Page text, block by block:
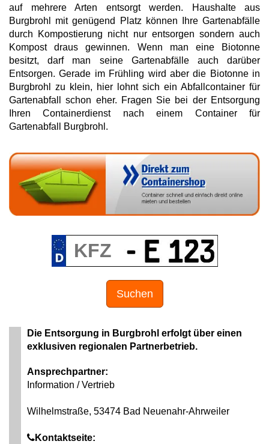
auf mehrere Arten entsorgt werden. Haushalte aus
Burgbrohl mit genügend Platz können Ihre Gartenabfälle
durch Kompostierung nicht nur entsorgen sondern auch
Kompost draus gewinnen. Wenn man eine Biotonne
besitzt, darf man seine Gartenabfälle auch darüber
Entsorgen. Gerade im Frühling wird aber die Biotonne in
Burgbrohl zu klein, hier lohnt sich ein Abfallcontainer für
Gartenabfall schon eher. Fragen Sie bei der Entsorgung
Ihren Containerdienst nach einem Container für
Gartenabfall Burgbrohl.
Suchen
Die Entsorgung in Burgbrohl erfolgt über einen
exklusiven regionalen Partnerbetrieb.
Ansprechpartner:
Information / Vertrieb
Wilhelmstraße, 53474 Bad Neuenahr-Ahrweiler
Kontaktseite: